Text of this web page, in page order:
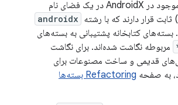
تمام بسته‌های موجود در AndroidX در یک فضای نام
androidx
کتابخانه پشتیبانی به بسته‌های
مربوطه نگاشت شده‌اند. برای نگاشت
قدیمی و ساخت مصنوعات برای
به صفحه Refactoring بسته‌ها